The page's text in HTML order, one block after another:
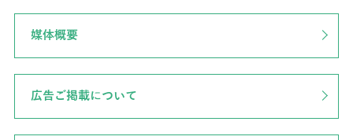
媒体概要
広告ご掲載について